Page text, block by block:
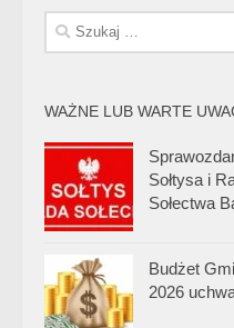
Szukaj:
WAŻNE LUB WARTE
Sołtysa i
Sołectwa
Budżet
2026